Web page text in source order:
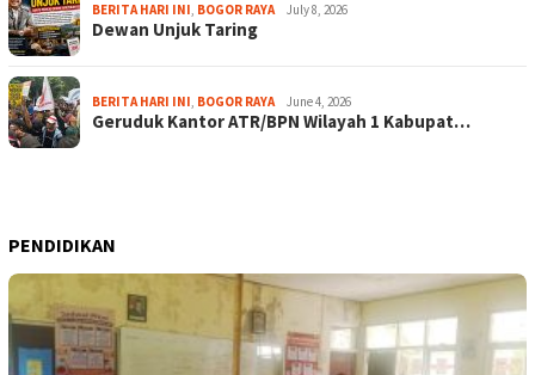
BERITA HARI INI, BOGOR RAYA July 8, 2026
Dewan Unjuk Taring
BERITA HARI INI, BOGOR RAYA June 4, 2026
Geruduk Kantor ATR/BPN Wilayah 1 Kabupat…
PENDIDIKAN